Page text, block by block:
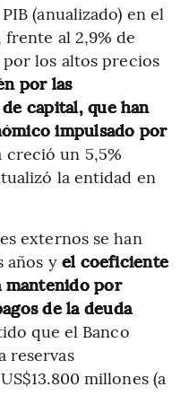
(anualizado) en el
al 2,9% de
los altos precios
por las
capital, que han
impulsado por
creció un 5,5%
la entidad en
externos se han
años y el coeficiente
mantenido por
de la deuda
que el Banco
reservas
millones (a